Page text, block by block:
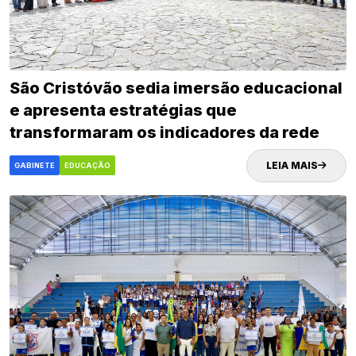
São Cristóvão sedia imersão educacional
e apresenta estratégias que
transformaram os indicadores da rede
municipal
GABINETE EDUCAÇÃO LEIA MAIS